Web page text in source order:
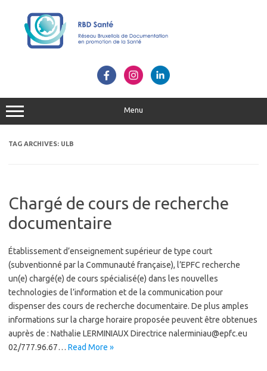
Menu
TAG ARCHIVES: ULB
Chargé de cours de recherche
documentaire
Établissement d’enseignement supérieur de type court
(subventionné par la Communauté française), l’EPFC recherche
un(e) chargé(e) de cours spécialisé(e) dans les nouvelles
technologies de l’information et de la communication pour
dispenser des cours de recherche documentaire. De plus amples
informations sur la charge horaire proposée peuvent être obtenues
auprès de : Nathalie LERMINIAUX Directrice nalerminiau@epfc.eu
02/777.96.67… Read More »